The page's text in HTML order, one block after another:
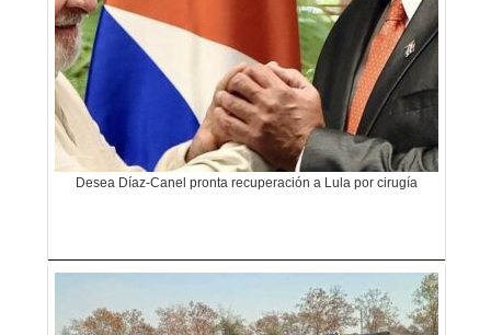
Desea Díaz-Canel pronta recuperación a Lula por cirugía